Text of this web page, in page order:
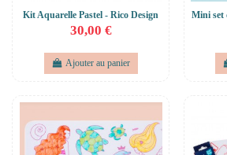
Kit Aquarelle Pastel - Rico Design
30,00 €
Ajouter au panier
Mini set